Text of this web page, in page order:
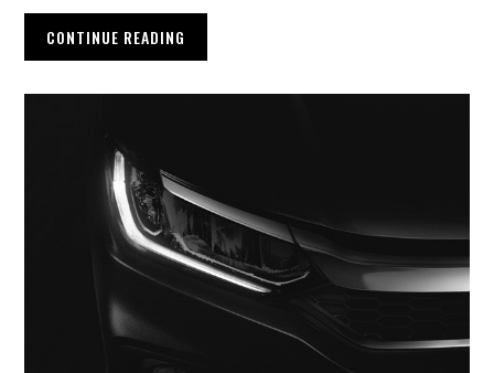
CONTINUE READING